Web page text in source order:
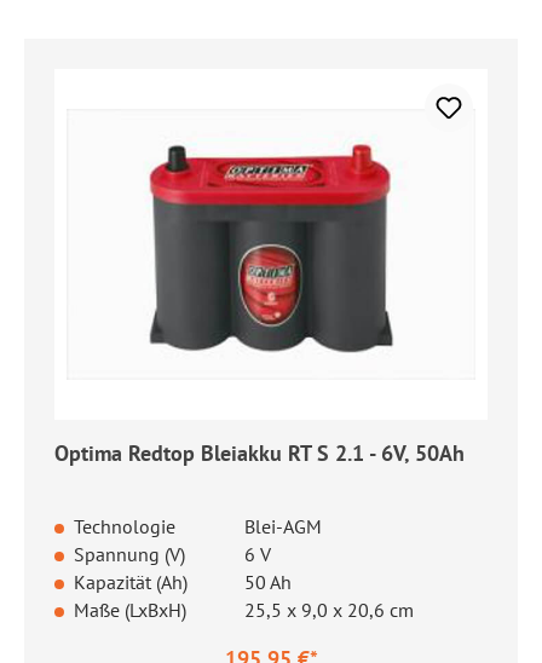
Optima Redtop Bleiakku RT S 2.1 - 6V, 50Ah
Technologie
Blei-AGM
Spannung (V)
6 V
Kapazität (Ah)
50 Ah
Maße (LxBxH)
25,5 x 9,0 x 20,6 cm